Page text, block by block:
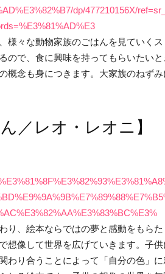
dp/477210156X/
様々な動物家族のごはんを見ていく
ので、食に興味を持ってもらいたいと
概念も身につきます。大家族のねず
／レオ・レオニ】
り、絵本ならではの夢と感動をもらた
想像して世界を広げていきます。子
わり合うことによって「自分の色」